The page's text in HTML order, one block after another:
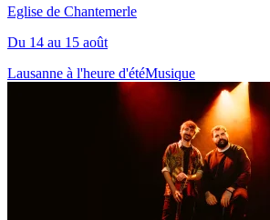
Eglise de Chantemerle
Du 14 au 15 août
Lausanne à l'heure d'étéMusique